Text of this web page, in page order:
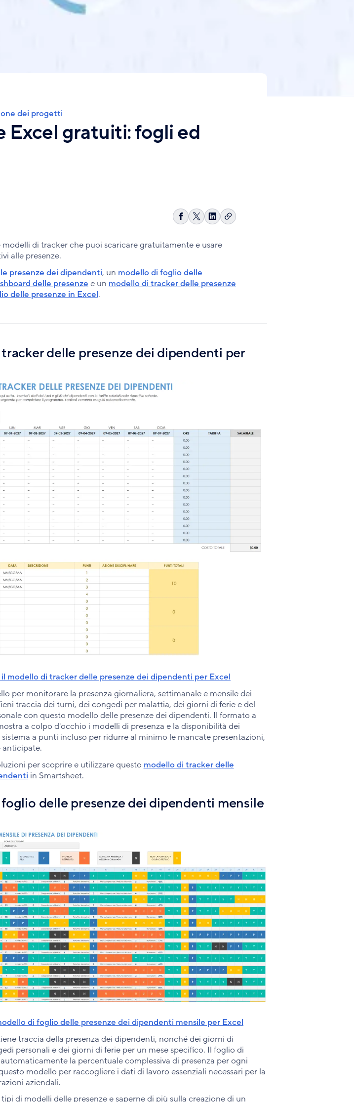
dei progetti
Excel gratuiti: fogli ed
Condividi
Facebook
Share
X
Condividi
LinkedIn
Copia
di tracker che puoi scaricare gratuitamente e usare
alle presenze.
presenze dei dipendenti, un modello di foglio delle
delle presenze e un modello di tracker delle presenze
delle presenze in Excel.
delle presenze dei dipendenti per
il modello di tracker delle presenze dei dipendenti per Excel
per monitorare la presenza giornaliera, settimanale e mensile dei
traccia dei turni, dei congedi per malattia, dei giorni di ferie e del
con questo modello delle presenze dei dipendenti. Il formato a
a colpo d'occhio i modelli di presenza e la disponibilità dei
a punti incluso per ridurre al minimo le mancate presentazioni,
anticipate.
per scoprire e utilizzare questo modello di tracker delle
in Smartsheet.
delle presenze dei dipendenti mensile
di foglio delle presenze dei dipendenti mensile per Excel
traccia della presenza dei dipendenti, nonché dei giorni di
personali e dei giorni di ferie per un mese specifico. Il foglio di
la percentuale complessiva di presenza per ogni
modello per raccogliere i dati di lavoro essenziali necessari per la
aziendali.
di modelli delle presenze e saperne di più sulla creazione di un